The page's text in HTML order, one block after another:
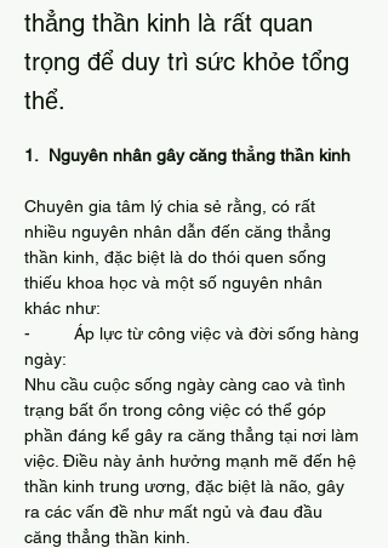
thẳng thần kinh là rất quan
trọng để duy trì sức khỏe tổng
thể.
1.  Nguyên nhân gây căng thẳng thần kinh
Chuyên gia tâm lý chia sẻ rằng, có rất
nhiều nguyên nhân dẫn đến căng thẳng
thần kinh, đặc biệt là do thói quen sống
thiếu khoa học và một số nguyên nhân
khác như:
-         Áp lực từ công việc và đời sống hàng
ngày:
Nhu cầu cuộc sống ngày càng cao và tình
trạng bất ổn trong công việc có thể góp
phần đáng kể gây ra căng thẳng tại nơi làm
việc. Điều này ảnh hưởng mạnh mẽ đến hệ
thần kinh trung ương, đặc biệt là não, gây
ra các vấn đề như mất ngủ và đau đầu
căng thẳng thần kinh.